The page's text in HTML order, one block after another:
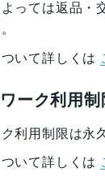
っては返品・
いて詳しくは
ーク利用制
利用制限は永
いて詳しくは